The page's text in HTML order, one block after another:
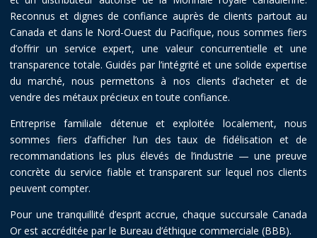
Reconnus et dignes de confiance auprès de clients partout au
Canada et dans le Nord-Ouest du Pacifique, nous sommes fiers
d’offrir un service expert, une valeur concurrentielle et une
transparence totale. Guidés par l’intégrité et une solide expertise
du marché, nous permettons à nos clients d’acheter et de
vendre des métaux précieux en toute confiance.
Entreprise familiale détenue et exploitée localement, nous
sommes fiers d’afficher l’un des taux de fidélisation et de
recommandations les plus élevés de l’industrie — une preuve
concrète du service fiable et transparent sur lequel nos clients
peuvent compter.
Pour une tranquillité d’esprit accrue, chaque succursale Canada
Or est accréditée par le Bureau d’éthique commerciale (BBB).